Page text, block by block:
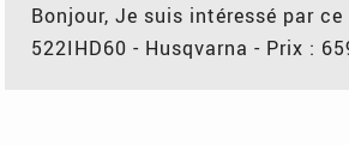
Bonjour, Je suis intéressé par
522IHD60 - Husqvarna - Prix :